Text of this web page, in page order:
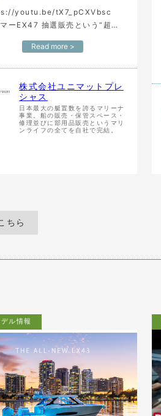
youtu.be/tX7_pCXVbsc
ーEX47 抽選販売という“超入
さらな姿を公開！ （フル艤装が
Read more >
株式会社ユニマットプレ
シャス
日本最大の艇置数を誇るマリーナ
事業。船の販売・保管スペース・
修理並びに部用品販売というマリ
ンライフの全てを自社で完結。
ちら
ル情報